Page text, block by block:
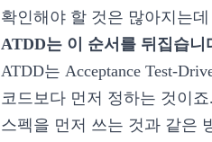
확인해야 할 것은 많아지는
ATDD는 이 순서를 뒤집습니
ATDD는 Acceptance Test-
코드보다 먼저 정하는 것이죠.
스펙을 먼저 쓰는 것과 같은